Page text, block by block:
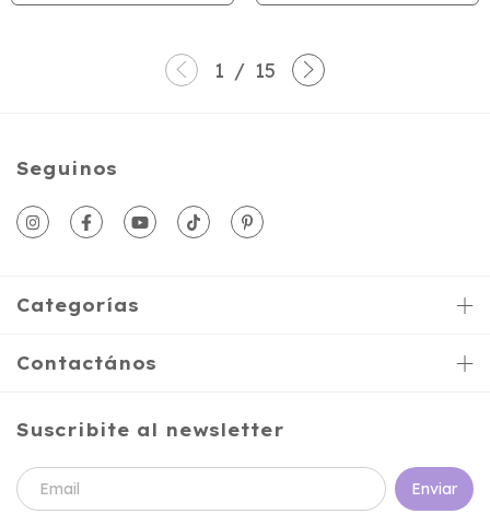
1 / 15
Seguinos
Categorías
Contactános
Suscribite al newsletter